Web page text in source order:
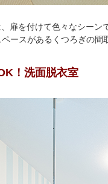
扉を付けて色々なシーン
ースがあるくつろぎの間
！洗面脱衣室